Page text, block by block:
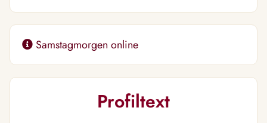
Samstagmorgen online
Profiltext